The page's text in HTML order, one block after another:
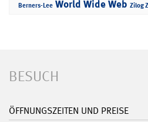
Berners-Lee World Wide Web Zilog
BESUCH
ÖFFNUNGSZEITEN UND PREISE